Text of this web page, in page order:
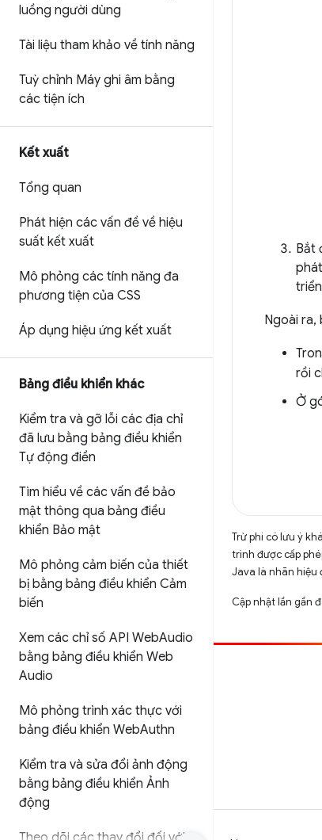
luồng người dùng
Tài liệu tham khảo về tính năng
Tuỳ chỉnh Máy ghi âm bằng
các tiện ích
Kết xuất
Tổng quan
Phát hiện các vấn đề về hiệu
suất kết xuất
Mô phỏng các tính năng đa
phương tiện của CSS
Áp dụng hiệu ứng kết xuất
Bảng điều khiển khác
Kiểm tra và gỡ lỗi các địa chỉ
đã lưu bằng bảng điều khiển
Tự động điền
Tìm hiểu về các vấn đề bảo
mật thông qua bảng điều
khiển Bảo mật
Mô phỏng cảm biến của thiết
bị bằng bảng điều khiển Cảm
biến
Xem các chỉ số API WebAudio
bằng bảng điều khiển Web
Audio
Mô phỏng trình xác thực với
bảng điều khiển WebAuthn
Kiểm tra và sửa đổi ảnh động
bằng bảng điều khiển Ảnh
động
Bắt
Ngoài ra,
rồi
Ở
Trừ phi có lưu ý
trình được cấp
Java là nhãn hiệu
Cập nhật lần gần
Đóng góp
Báo cáo lỗi
Xem các sự cố mở